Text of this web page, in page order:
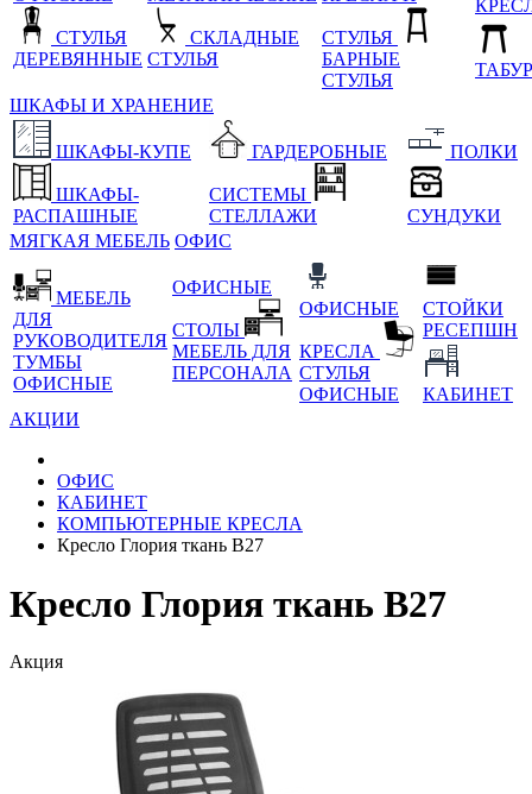
СТУЛЬЯ
ДЕРЕВЯННЫЕ
СКЛАДНЫЕ
СТУЛЬЯ
СТУЛЬЯ
БАРНЫЕ
СТУЛЬЯ
ШКАФЫ И ХРАНЕНИЕ
ШКАФЫ-КУПЕ
ШКАФЫ-
РАСПАШНЫЕ
ГАРДЕРОБНЫЕ
СИСТЕМЫ
СТЕЛЛАЖИ
ПОЛКИ
СУНДУКИ
МЯГКАЯ МЕБЕЛЬ ОФИС
МЕБЕЛЬ
ДЛЯ
РУКОВОДИТЕЛЯ
ТУМБЫ
ОФИСНЫЕ
ОФИСНЫЕ
СТОЛЫ
МЕБЕЛЬ ДЛЯ
ПЕРСОНАЛА
ОФИСНЫЕ
КРЕСЛА
СТУЛЬЯ
ОФИСНЫЕ
СТОЙКИ
РЕСЕПШН
КАБИНЕТ
АКЦИИ
ОФИС
КАБИНЕТ
КОМПЬЮТЕРНЫЕ КРЕСЛА
Кресло Глория ткань В27
Кресло Глория ткань В27
Акция